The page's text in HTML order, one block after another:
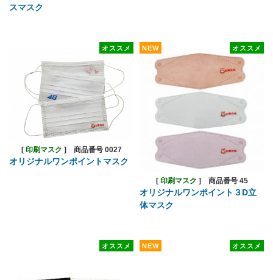
スマスク
オススメ
[ 印刷マスク ] 商品番号 0027
オリジナルワンポイントマスク
NEW オススメ
[ 印刷マスク ] 商品番号 45
オリジナルワンポイント３D立
体マスク
オススメ NEW オススメ